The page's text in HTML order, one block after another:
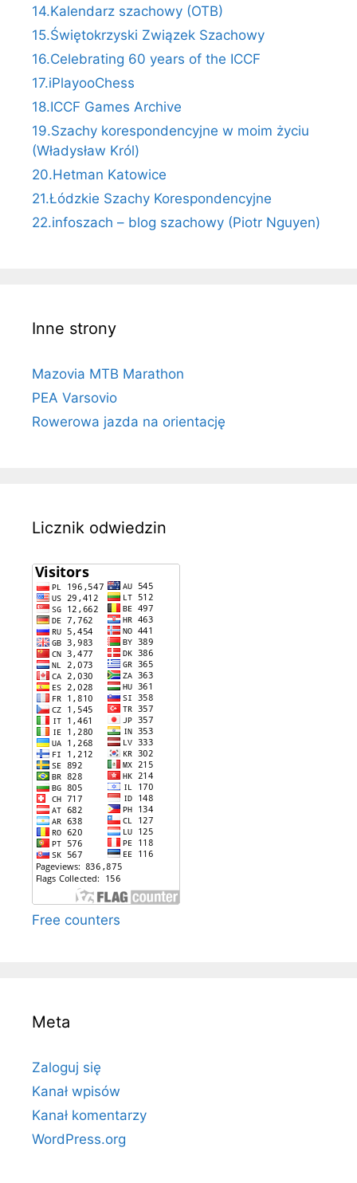
14.Kalendarz szachowy (OTB)
15.Świętokrzyski Związek Szachowy
16.Celebrating 60 years of the ICCF
17.iPlayooChess
18.ICCF Games Archive
19.Szachy korespondencyjne w moim życiu
(Władysław Król)
20.Hetman Katowice
21.Łódzkie Szachy Korespondencyjne
22.infoszach – blog szachowy (Piotr Nguyen)
Inne strony
Mazovia MTB Marathon
PEA Varsovio
Rowerowa jazda na orientację
Licznik odwiedzin
Free counters
Meta
Zaloguj się
Kanał wpisów
Kanał komentarzy
WordPress.org